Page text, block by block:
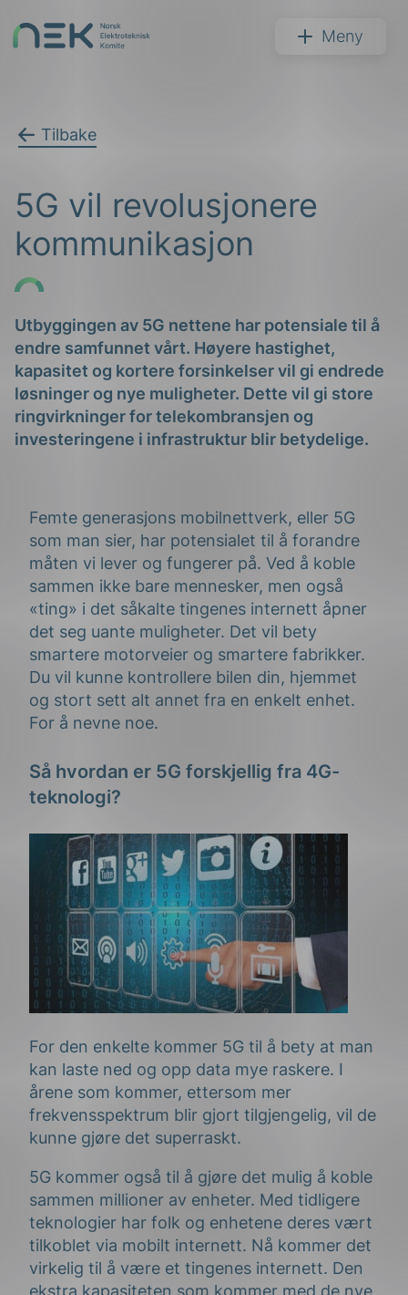
NEK Meny
Tilbake
5G vil revolusjonere
kommunikasjon
Utbyggingen av 5G nettene har potensiale til å
endre samfunnet vårt. Høyere hastighet,
kapasitet og kortere forsinkelser vil gi endrede
løsninger og nye muligheter. Dette vil gi store
ringvirkninger for telekombransjen og
investeringene i infrastruktur blir betydelige.
Femte generasjons mobilnettverk, eller 5G
som man sier, har potensialet til å forandre
måten vi lever og fungerer på. Ved å koble
sammen ikke bare mennesker, men også
«ting» i det såkalte tingenes internett åpner
det seg uante muligheter. Det vil bety
smartere motorveier og smartere fabrikker.
Du vil kunne kontrollere bilen din, hjemmet
og stort sett alt annet fra en enkelt enhet.
For å nevne noe.
Så hvordan er 5G forskjellig fra 4G-
teknologi?
For den enkelte kommer 5G til å bety at man
kan laste ned og opp data mye raskere. I
årene som kommer, ettersom mer
frekvensspektrum blir gjort tilgjengelig, vil de
kunne gjøre det superraskt.
5G kommer også til å gjøre det mulig å koble
sammen millioner av enheter. Med tidligere
teknologier har folk og enhetene deres vært
tilkoblet via mobilt internett. Nå kommer det
virkelig til å være et tingenes internett. Den